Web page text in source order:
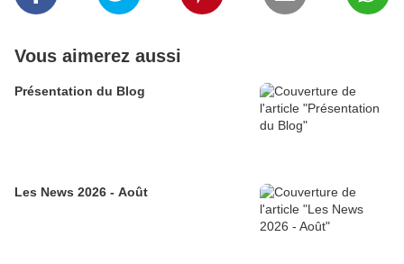
Vous aimerez aussi
Présentation du Blog
Les News 2026 - Août